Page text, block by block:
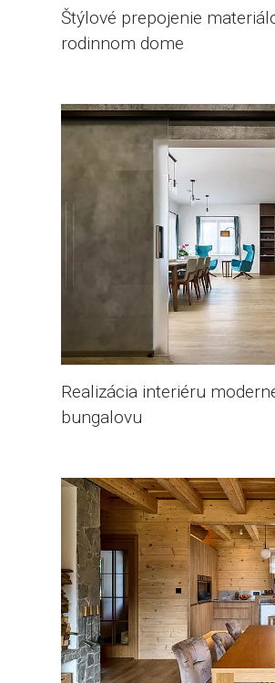
Štýlové prepojenie
rodinnom dome
Realizácia interiéru
bungalovu